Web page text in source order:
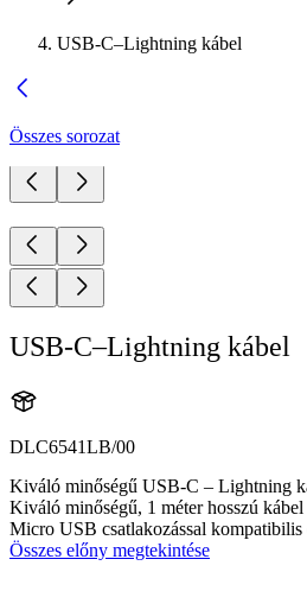
USB-C–Lightning kábel
Összes sorozat
USB-C–Lightning kábel
DLC6541LB/00
Kiváló minőségű USB-C – Lightning
Kiváló minőségű, 1 méter hosszú
Micro USB csatlakozással kompatibilis
Összes előny megtekintése